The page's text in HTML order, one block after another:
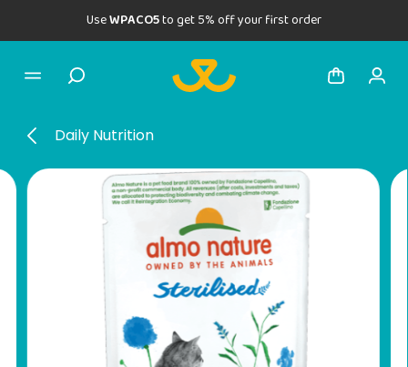
UseWPACO5to get 5% off your first order
Daily Nutrition